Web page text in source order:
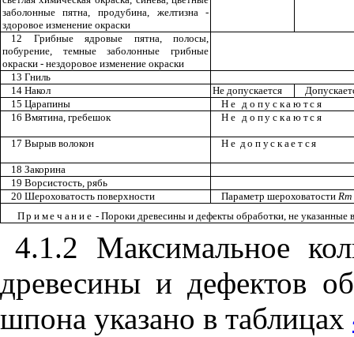
заболонные пятна, продубина, желтизна -
здоровое изменение окраски
12 Грибные ядровые пятна, полосы,
побурение, темные заболонные грибные
окраски - нездоровое изменение окраски
13 Гниль
14 Накол
Не допускается
15 Царапины
Не допускаются
16 Вмятина, гребешок
Не допускаются
17 Вырыв волокон Не допускается
18 Закорина
19 Ворсистость, рябь
20 Шероховатость поверхности
Параметр шероховатостиRm
Примечание - Пороки древесины и дефекты обработки, не указанные
4.1.2 Максимальное
древесины и дефектов
шпона указано в таблицах